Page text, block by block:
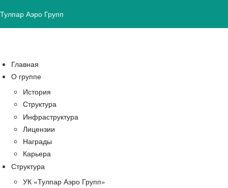
Тулпар Аэро Групп
Главная
О группе
История
Структура
Инфраструктура
Лицензии
Награды
Карьера
Структура
УК «Тулпар Аэро Групп»